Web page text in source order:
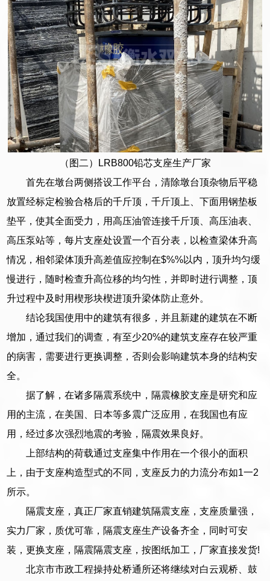
（图二）LRB800铅芯支座生产厂家
首先在墩台两侧搭设工作平台，清除墩台顶杂物后平稳
放置经标定检验合格后的千斤顶，千斤顶上、下面用钢垫板
垫平，使其全面受力，用高压油管连接千斤顶、高压油表、
高压泵站等，每片支座处设置一个百分表，以检查梁体升高
情况，相邻梁体顶升高差值应控制在$%%以内，顶升均匀缓
慢进行，随时检查升高位移的均匀性，并即时进行调整，顶
升过程中及时用楔形块楔进顶升梁体防止意外。
结论我国使用中的建筑有很多，并且新建的建筑在不断
增加，通过我们的调查，有至少20%的建筑支座存在较严重
的病害，需要进行更换调整，否则会影响建筑本身的结构安
全。
据了解，在诸多隔震系统中，隔震橡胶支座是研究和应
用的主流，在美国、日本等多震广泛应用，在我国也有应
用，经过多次强烈地震的考验，隔震效果良好。
上部结构的荷载通过支座集中作用在一个很小的面积
上，由于支座构造型式的不同，支座反力的力流分布如1一2
所示。
隔震支座，真正厂家直销建筑隔震支座，支座质量强，
实力厂家，质优可靠，隔震支座生产设备齐全，同时可安
装，更换支座，隔震隔震支座，按图纸加工，厂家直接发货!
北京市市政工程操持处桥通所还将继续对白云观桥、鼓